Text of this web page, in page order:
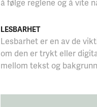
å følge reglene og å vite
LESBARHET
Lesbarhet er en av de
om den er trykt eller
mellom tekst og